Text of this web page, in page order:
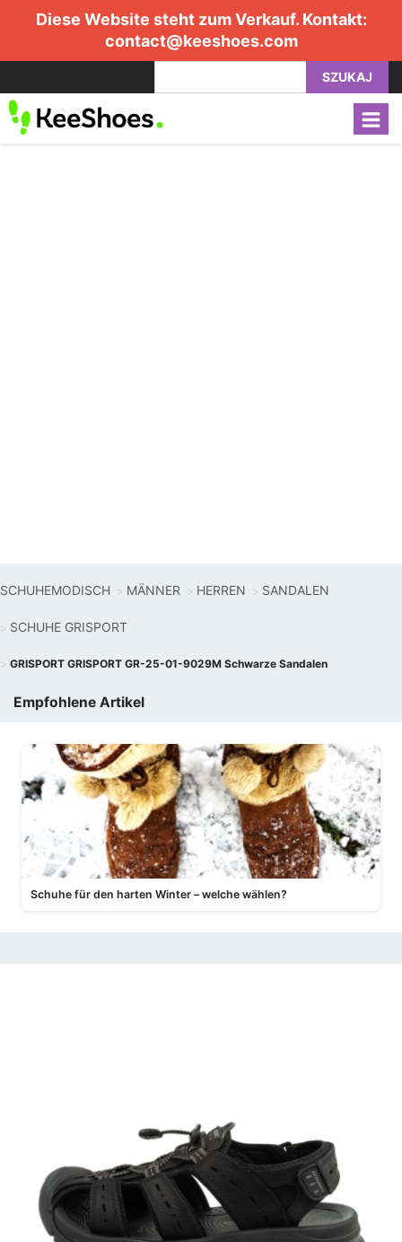
Diese Website steht zum Verkauf. Kontakt:
contact@keeshoes.com
SZUKAJ
SCHUHEMODISCH MÄNNER HERREN SANDALEN
SCHUHE GRISPORT
GRISPORT GRISPORT GR-25-01-9029M Schwarze Sandalen
Empfohlene Artikel
Schuhe für den harten Winter – welche wählen?